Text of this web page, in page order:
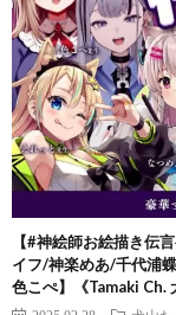
【#神絵師お絵描き伝
イフ/神楽めあ/千代浦
色こぺ】《Tamaki Ch.